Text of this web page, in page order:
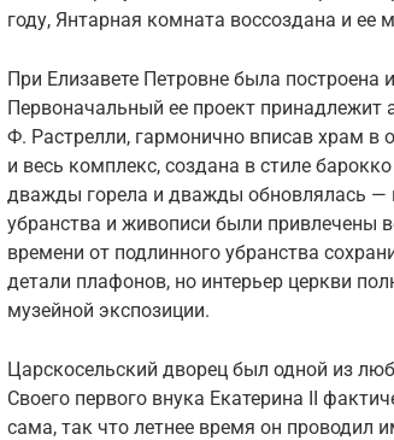
году, Янтарная комната воссоздана и ее
При Елизавете Петровне была построена
Первоначальный ее проект принадлежит
Ф. Растрелли, гармонично вписав храм
и весь комплекс, создана в стиле
дважды горела и дважды обновлялась —
убранства и живописи были привлечены
времени от подлинного убранства
детали плафонов, но интерьер церкви
музейной экспозиции.
Царскосельский дворец был одной из
Своего первого внука Екатерина II
сама, так что летнее время он проводил